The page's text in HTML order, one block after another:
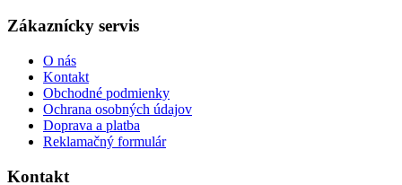
Zákaznícky servis
O nás
Kontakt
Obchodné podmienky
Ochrana osobných údajov
Doprava a platba
Reklamačný formulár
Kontakt